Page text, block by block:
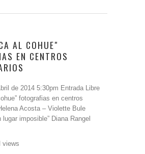
AL COHUE"
EN CENTROS
de 2014 5:30pm Entrada Libre
fotografias en centros
Acosta – Violette Bule
lugar imposible” Diana Rangel
views